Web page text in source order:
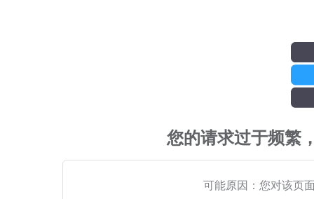
您的请求过于频繁
可能原因：您对该页